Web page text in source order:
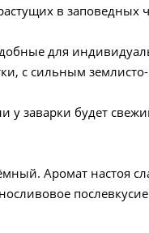
в заповедных
для
с сильным
у заварки будет
Аромат настоя